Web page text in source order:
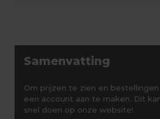
Samenvatting
Om prijzen te zien en
een account aan te maken. Dit
snel doen op onze website!